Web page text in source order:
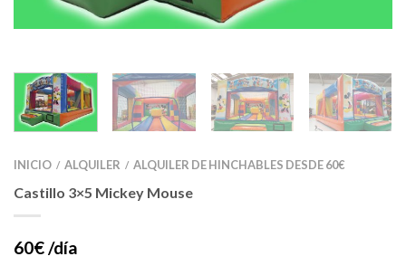
INICIO / ALQUILER / ALQUILER DE HINCHABLES DESDE 60€
Castillo 3×5 Mickey Mouse
60€ /día